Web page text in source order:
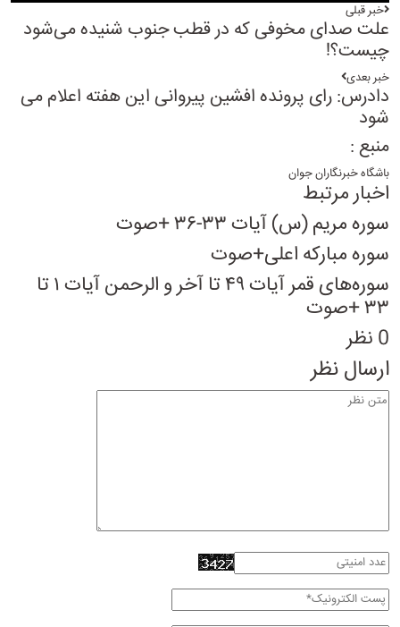
خبر قبلی
علت صدای مخوفی که در قطب جنوب شنیده می‌شود
چیست؟!
خبر بعدی
دادرس: رای پرونده افشین پیروانی این هفته اعلام می
شود
منبع :
باشگاه خبرنگاران جوان
اخبار مرتبط
سوره مریم (س) آیات ۳۳-۳۶ +صوت
سوره مبارکه اعلی+صوت
سوره‌های قمر آیات ۴۹ تا آخر و الرحمن آیات ۱ تا
۳۳ +صوت
0 نظر
ارسال نظر